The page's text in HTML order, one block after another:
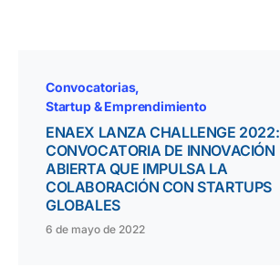
Convocatorias
Startup & Emprendimiento
ENAEX LANZA CHALLENGE 2022:
CONVOCATORIA DE INNOVACIÓN
ABIERTA QUE IMPULSA LA
COLABORACIÓN CON STARTUPS
GLOBALES
6 de mayo de 2022